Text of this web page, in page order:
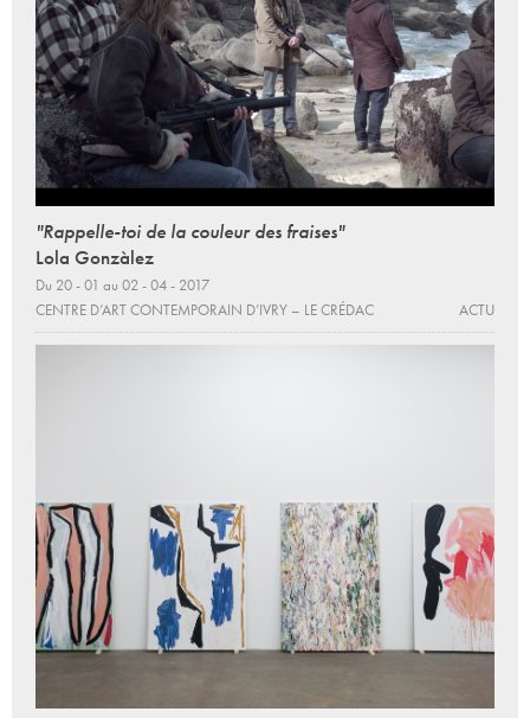
"Rappelle-toi de la couleur des fraises"
Lola Gonzàlez
Du 20 - 01 au 02 - 04 - 2017
CENTRE D’ART CONTEMPORAIN D’IVRY – LE CRÉDAC
ACTU